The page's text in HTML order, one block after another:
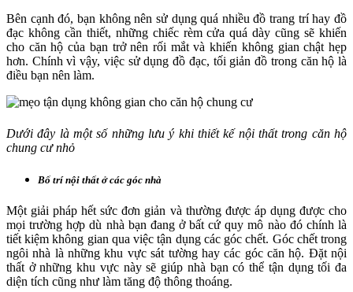
Bên cạnh đó, bạn không nên sử dụng quá nhiều đồ trang trí hay đồ
đạc không cần thiết, những chiếc rèm cửa quá dày cũng sẽ khiến
cho căn hộ của bạn trở nên rối mắt và khiến không gian chật hẹp
hơn. Chính vì vậy, việc sử dụng đồ đạc, tối giản đồ trong căn hộ là
điều bạn nên làm.
Dưới đây là một số những lưu ý khi thiết kế nội thất trong căn hộ
chung cư nhỏ
Bố trí nội thất ở các góc nhà
Một giải pháp hết sức đơn giản và thường được áp dụng được cho
mọi trường hợp dù nhà bạn đang ở bất cứ quy mô nào đó chính là
tiết kiệm không gian qua việc tận dụng các góc chết. Góc chết trong
ngôi nhà là những khu vực sát tường hay các góc căn hộ. Đặt nội
thất ở những khu vực này sẽ giúp nhà bạn có thể tận dụng tối đa
diện tích cũng như làm tăng độ thông thoáng.